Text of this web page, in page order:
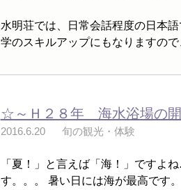
水明荘では、日常会話程度の日本
学のスキルアップにもなりますの
☆～Ｈ２８年 海水浴場の
2016.6.20 旬の観光・体験
「夏！」と言えば「海！」ですよ
す。。。 暑い日には海が最高です